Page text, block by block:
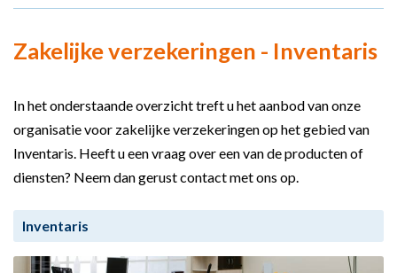
Zakelijke verzekeringen - Inventaris
In het onderstaande overzicht treft u het aanbod van onze
organisatie voor zakelijke verzekeringen op het gebied van
Inventaris. Heeft u een vraag over een van de producten of
diensten? Neem dan gerust contact met ons op.
Inventaris